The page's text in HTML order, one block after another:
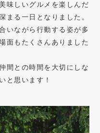
味しいグルメを楽しんだ
まる一日となりました。
いながら行動する姿が多
面もたくさんありました
間との時間を大切にしな
と思います！